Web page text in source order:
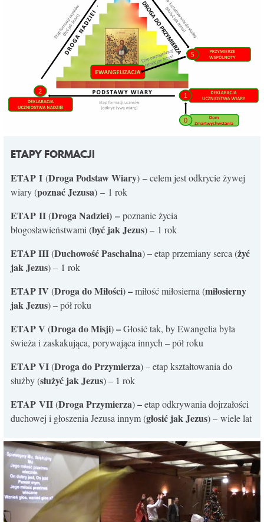
ETAPY FORMACJI
ETAP I (Droga Podstaw Wiary) – celem jest odkrycie żywej
wiary (poznać Jezusa) – 1 rok
ETAP II(Droga Nadziei) – poznanie życia
błogosławieństwami (być jak Jezus) – 1 rok
ETAP III(Duchowość Paschalna)–etap przemiany serca (żyć
jak Jezus) – 1 rok
ETAP IV (Droga do Miłości)–miłość miłosierna (miłosierny
jak Jezus) – pół roku
ETAP V (Droga do Misji)–Głosić tak, by Ewangelia była
świeża i zaskakująca, porywająca innych – pół roku
ETAP VI(Droga do Przymierza) – etap kształtowania do
służby (służyć jak Jezus) – 1 rok
ETAP VII(Droga Przymierza)–etap odkrywania dojrzałości
duchowej i głoszenia Jezusa innym (głosić jak Jezus) – wiele lat